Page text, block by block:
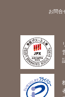
お問合